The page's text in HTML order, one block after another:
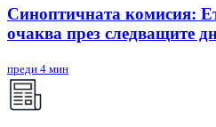
Синоптичната комисия:
очаква през следващите
преди 4 мин